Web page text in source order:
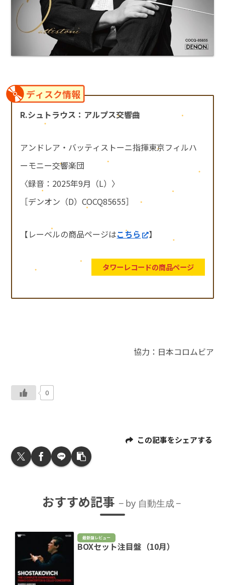
ディスク情報
R.シュトラウス：アルプス交響曲
アンドレア・バッティストーニ指揮東京フィルハ
ーモニー交響楽団
〈録音：2025年9月（L）〉
［デンオン（D）COCQ85655］
【レーベルの商品ページはこちら 】
タワーレコードの商品ページ
協力：日本コロムビア
0
この記事をシェアする
おすすめ記事 by 自動生成
最新盤レビュー
BOXセット注目盤（10月）